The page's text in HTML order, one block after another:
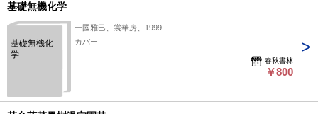
基礎無機化学
基礎無機化
学
一國雅巳、裳華房、1999
カバー
春秋書林
￥800